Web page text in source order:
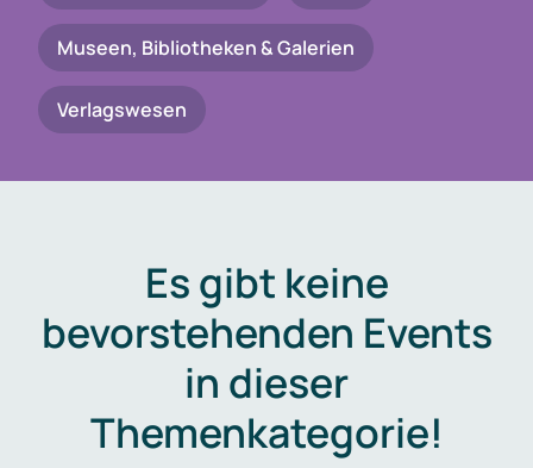
Museen, Bibliotheken & Galerien
Verlagswesen
Es gibt keine
bevorstehenden Events
in dieser
Themenkategorie!